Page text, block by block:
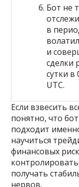
Бот не
в
и
сделки
сутки в
UTC.
Если взвесить
понятно, что
подходит
научиться
финансовых
получать
нервов.